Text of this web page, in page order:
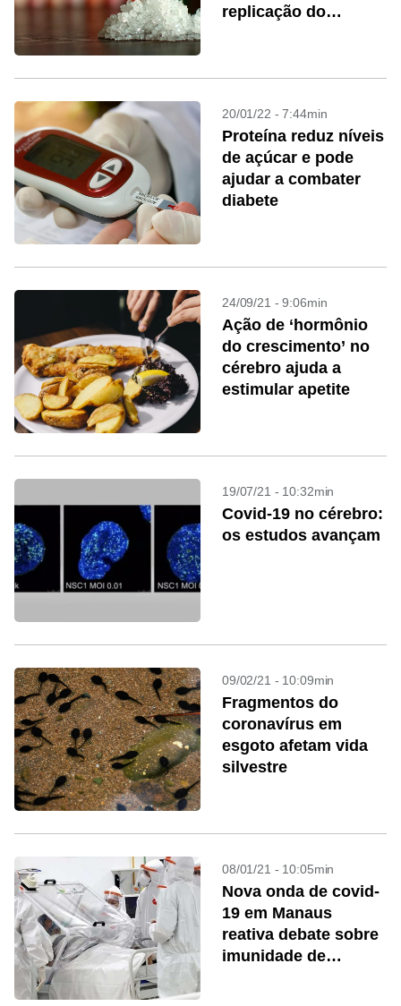
replicação do
20/01/22 - 7:44min
Proteína reduz níveis
de açúcar e pode
ajudar a combater
diabete
24/09/21 - 9:06min
Ação de ‘hormônio
do crescimento’ no
cérebro ajuda a
estimular apetite
19/07/21 - 10:32min
Covid-19 no cérebro:
os estudos avançam
09/02/21 - 10:09min
Fragmentos do
coronavírus em
esgoto afetam vida
silvestre
08/01/21 - 10:05min
Nova onda de covid-
19 em Manaus
reativa debate sobre
imunidade de